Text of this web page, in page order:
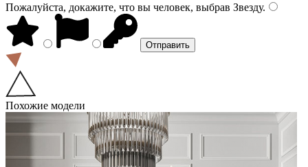
Пожалуйста, докажите, что вы человек, выбрав Звезду.
Похожие модели